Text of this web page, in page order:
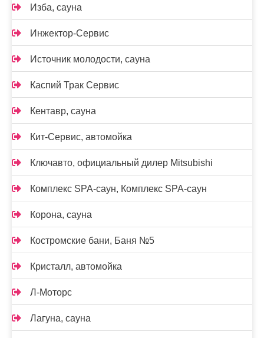
Изба, сауна
Инжектор-Сервис
Источник молодости, сауна
Каспий Трак Сервис
Кентавр, сауна
Кит-Сервис, автомойка
Ключавто, официальный дилер Mitsubishi
Комплекс SPA-саун, Комплекс SPA-саун
Корона, сауна
Костромские бани, Баня №5
Кристалл, автомойка
Л-Моторс
Лагуна, сауна